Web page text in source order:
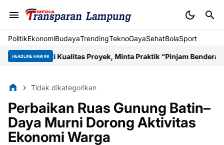
PolitikEkonomiBudayaTrendingTeknoGayaSehatBolaSport
HEADLINE HARI INI
Kualitas Proyek, Minta Praktik “Pinjam Bendera”
Tidak dikategorikan
Perbaikan Ruas Gunung Batin–
Daya Murni Dorong Aktivitas
Ekonomi Warga